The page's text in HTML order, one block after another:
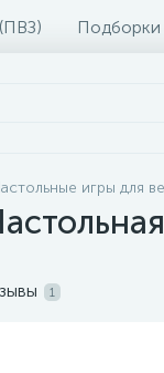
Подборки
игры для
1